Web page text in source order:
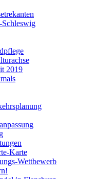
2019
Karte
Wettbewerb